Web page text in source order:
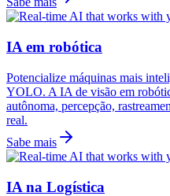
IA em robótica
Potencialize máquinas mais
YOLO. A IA de visão em
autônoma, percepção,
real.
Sabe mais
IA na Logística